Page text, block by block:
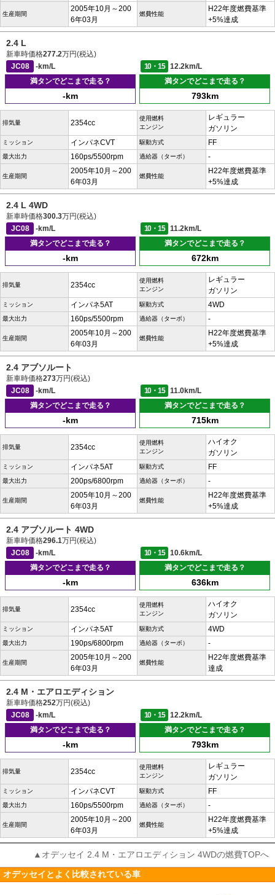
生産期間
2005年10月～200
6年03月
燃費性能
H22年度燃費基準
+5%達成
2.4 L
新車時価格277.2万円(税込)
JC08
-km/L 10・15
12.2km/L
満タンでどこまで走る？
-km
満タンでどこまで走る？
793km
排気量 2354cc
使用燃料
エンジン
レギュラー
ガソリン
ミッション インパネCVT 駆動方式 FF
最大出力 160ps/5500rpm 過給器（ターボ） -
生産期間
2005年10月～200
6年03月
燃費性能
H22年度燃費基準
+5%達成
2.4 L 4WD
新車時価格300.3万円(税込)
JC08
-km/L 10・15
11.2km/L
満タンでどこまで走る？
-km
満タンでどこまで走る？
672km
排気量 2354cc
使用燃料
エンジン
レギュラー
ガソリン
ミッション インパネ5AT 駆動方式 4WD
最大出力 160ps/5500rpm 過給器（ターボ） -
生産期間
2005年10月～200
6年03月
燃費性能
H22年度燃費基準
+5%達成
2.4 アブソルート
新車時価格273万円(税込)
JC08
-km/L 10・15
11.0km/L
満タンでどこまで走る？
-km
満タンでどこまで走る？
715km
排気量 2354cc
使用燃料
エンジン
ハイオク
ガソリン
ミッション インパネ5AT 駆動方式 FF
最大出力 200ps/6800rpm 過給器（ターボ） -
生産期間
2005年10月～200
6年03月
燃費性能
H22年度燃費基準
+5%達成
2.4 アブソルート 4WD
新車時価格296.1万円(税込)
JC08
-km/L 10・15
10.6km/L
満タンでどこまで走る？
-km
満タンでどこまで走る？
636km
排気量 2354cc
使用燃料
エンジン
ハイオク
ガソリン
ミッション インパネ5AT 駆動方式 4WD
最大出力 190ps/6800rpm 過給器（ターボ） -
生産期間
2005年10月～200
6年03月
燃費性能
H22年度燃費基準
達成
2.4 M・エアロエディション
新車時価格252万円(税込)
JC08
-km/L 10・15
12.2km/L
満タンでどこまで走る？
-km
満タンでどこまで走る？
793km
排気量 2354cc
使用燃料
エンジン
レギュラー
ガソリン
ミッション インパネCVT 駆動方式 FF
最大出力 160ps/5500rpm 過給器（ターボ） -
生産期間
2005年10月～200
6年03月
燃費性能
H22年度燃費基準
+5%達成
▲オデッセイ 2.4 M・エアロエディション 4WDの燃費TOPへ
オデッセイとよく比較されている車